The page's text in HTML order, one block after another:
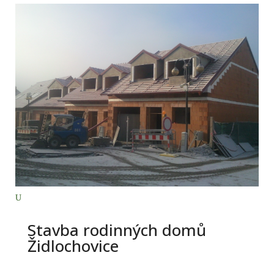
Stavba rodinných domů
Židlochovice